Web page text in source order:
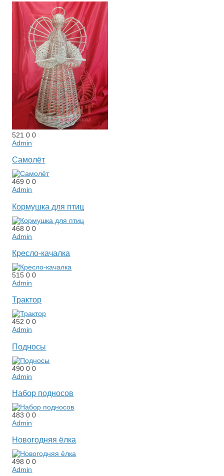
52100
Admin
Самолёт
46900
Admin
Кормушка для птиц
46800
Admin
Кресло-качалка
51500
Admin
Трактор
45200
Admin
Подносы
49000
Admin
Набор подносов
48300
Admin
Новогодняя ёлка
49800
Admin